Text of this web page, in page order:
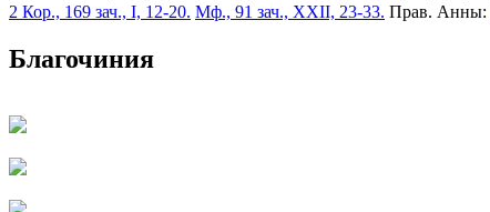
2 Кор., 169 зач., I, 12-20. Мф., 91 зач., XXII, 23-33. Прав. Анны:
Благочиния